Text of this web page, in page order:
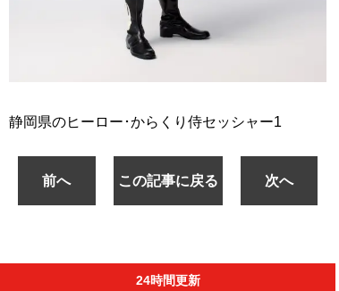
静岡県のヒーロー･からくり侍セッシャー1
前へ この記事に戻る 次へ
24時間更新